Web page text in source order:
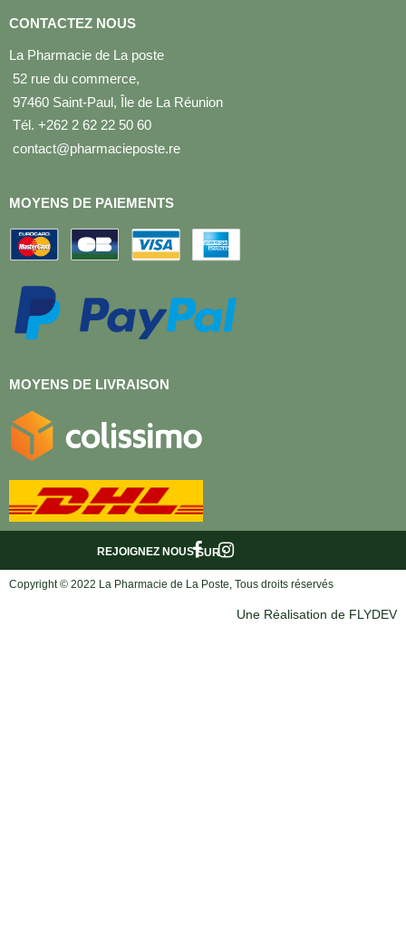
CONTACTEZ NOUS
La Pharmacie de La poste
52 rue du commerce,
97460 Saint-Paul, Île de La Réunion
Tél. +262 2 62 22 50 60
contact@pharmacieposte.re
MOYENS DE PAIEMENTS
MOYENS DE LIVRAISON
SUR :
REJOIGNEZ NOUS
Copyright © 2022 La Pharmacie de La Poste, Tous droits réservés
Une Réalisation de FLYDEV